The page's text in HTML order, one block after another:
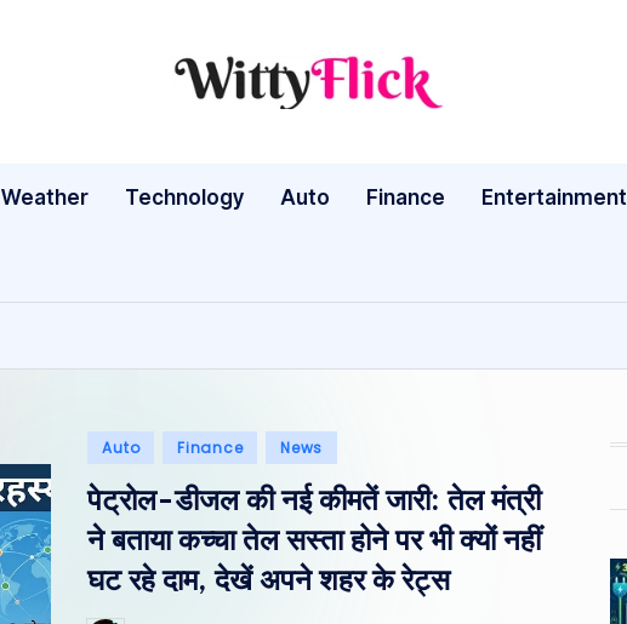
W
ty
ic
k:
a
te
st
WittyFlick:
Tech
Weather Technology Auto Finance Entertainment
Posted
in
Auto Finance News
पेट्रोल-डीजल की नई कीमतें जारी: तेल मंत्री
ने बताया कच्चा तेल सस्ता होने पर भी क्यों नहीं
घट रहे दाम, देखें अपने शहर के रेट्स